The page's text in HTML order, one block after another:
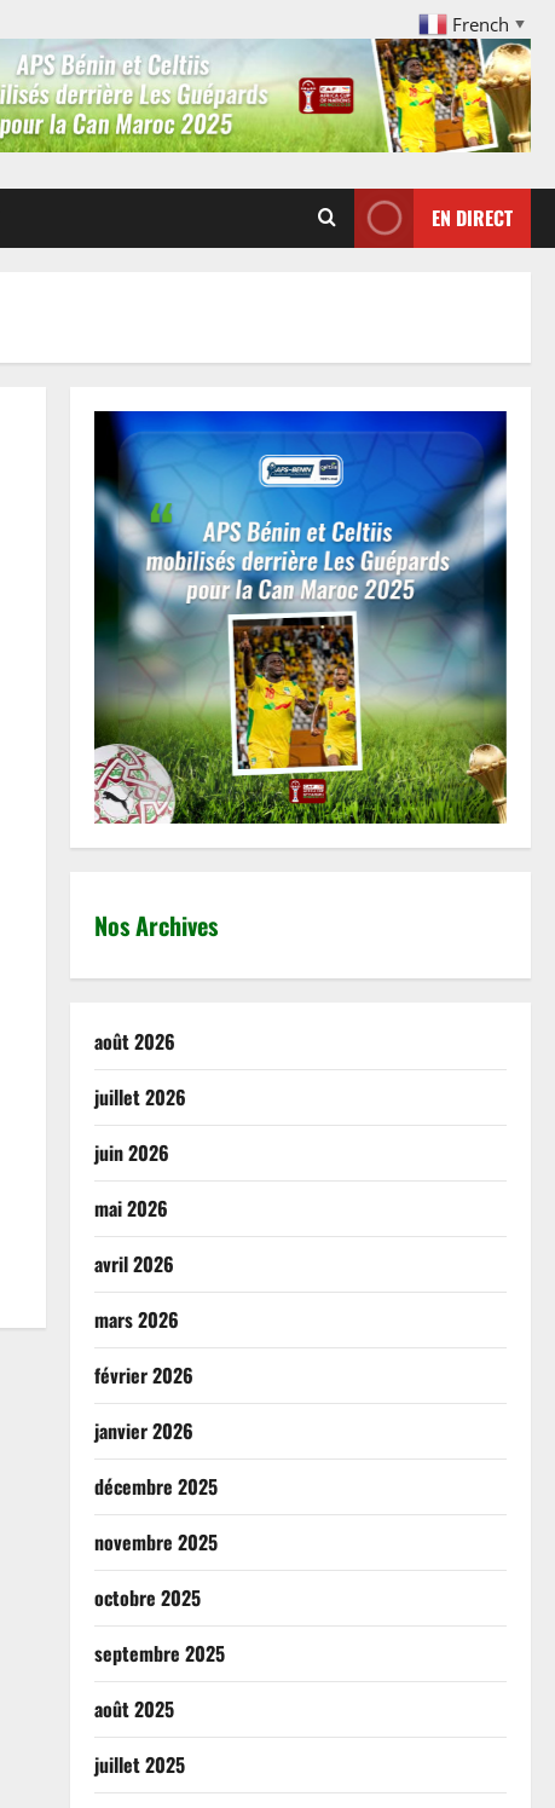
French ▼
EN DIRECT
Nos Archives
août 2026
juillet 2026
juin 2026
mai 2026
avril 2026
mars 2026
février 2026
janvier 2026
décembre 2025
novembre 2025
octobre 2025
septembre 2025
août 2025
juillet 2025